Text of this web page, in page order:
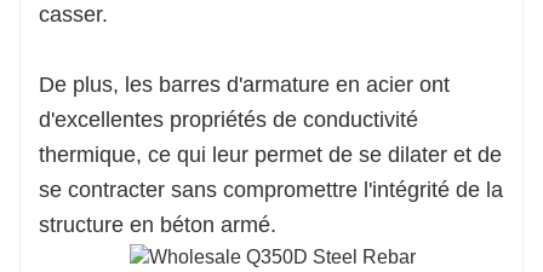
casser.
De plus, les barres d'armature en acier ont
d'excellentes propriétés de conductivité
thermique, ce qui leur permet de se dilater et de
se contracter sans compromettre l'intégrité de la
structure en béton armé.